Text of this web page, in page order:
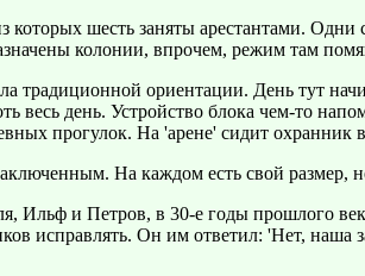
которых шесть заняты арестантами.
колонии, впрочем, режим там
традиционной ориентации. День тут
весь день. Устройство блока чем-то
прогулок. На 'арене' сидит
На каждом есть свой размер,
Ильф и Петров, в 30-е годы прошлого
исправлять. Он им ответил: 'Нет, наша